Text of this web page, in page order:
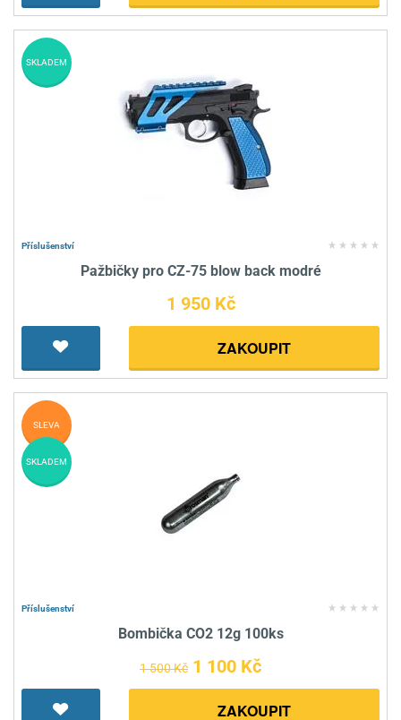
Příslušenství
Pažbičky pro CZ-75 blow back modré
1 950 Kč
ZAKOUPIT
SKLADEM
Příslušenství
Bombička CO2 12g 100ks
1 500 Kč 1 100 Kč
ZAKOUPIT
SLEVA
SKLADEM